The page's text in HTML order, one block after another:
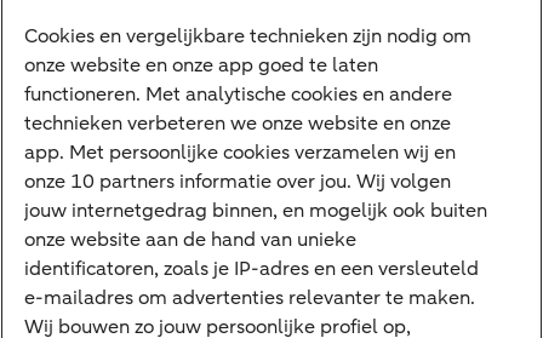
Betalen
Sparen
Meest gezocht
Jaaroverzicht
Machtiging
E.dentifier
Deposito
Uw situatie
Cookies en vergelijkbare technieken zijn nodig om
onze website en onze app goed te laten
functioneren. Met analytische cookies en andere
technieken verbeteren we onze website en onze
app. Met persoonlijke cookies verzamelen wij en
onze 10 partners informatie over jou. Wij volgen
jouw internetgedrag binnen, en mogelijk ook buiten
onze website aan de hand van unieke
identificatoren, zoals je IP-adres en een versleuteld
e-mailadres om advertenties relevanter te maken.
Wij bouwen zo jouw persoonlijke profiel op,